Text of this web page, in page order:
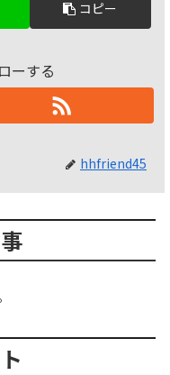
コピー
ーする
hhfriend45